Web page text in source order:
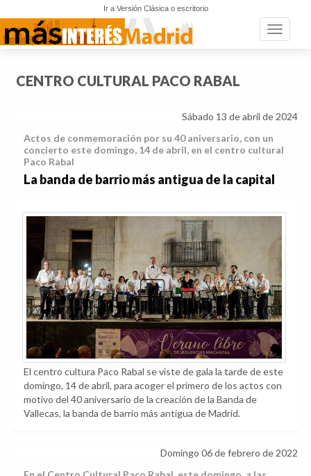
Ir a Versión Clásica o escritorio
Toggle
CENTRO CULTURAL PACO RABAL
Sábado 13 de abril de 2024
Actos de conmemoración por su 40 aniversario, con un
concierto este domingo, 14 de abril, en el centro cultural
Paco Rabal
La banda de barrio más antigua de la capital
El centro cultura Paco Rabal se viste de gala la tarde de este
domingo, 14 de abril, para acoger el primero de los actos con
motivo del 40 aniversario de la creación de la Banda de
Vallecas, la banda de barrio más antigua de Madrid.
Domingo 06 de febrero de 2022